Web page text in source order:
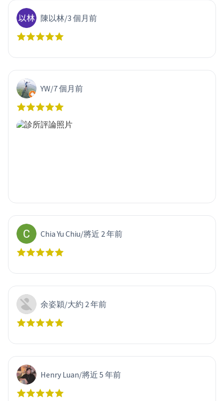
陳以林/3 個月前
YW/7 個月前
Chia Yu Chiu/將近 2 年前
余姿穎/大約 2 年前
Henry Luan/將近 5 年前